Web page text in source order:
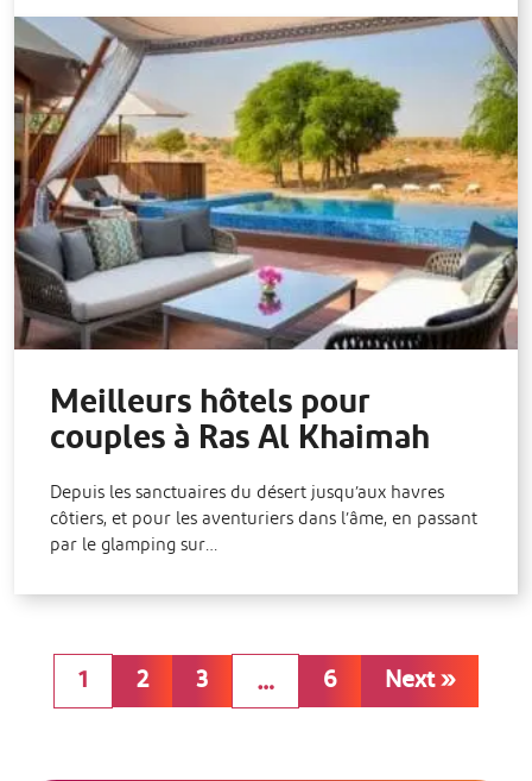
Meilleurs hôtels pour
couples à Ras Al Khaimah
Depuis les sanctuaires du désert jusqu’aux havres
côtiers, et pour les aventuriers dans l’âme, en passant
par le glamping sur…
1 2 3 … 6 Next »